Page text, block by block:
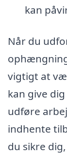
kan
Når du
vigtigt at
kan give
udføre
indhente
du sikre